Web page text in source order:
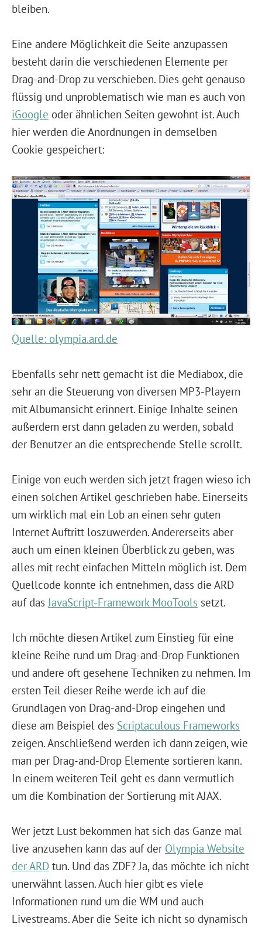
bleiben.
Eine andere Möglichkeit die Seite anzupassen
besteht darin die verschiedenen Elemente per
Drag-and-Drop zu verschieben. Dies geht genauso
flüssig und unproblematisch wie man es auch von
iGoogle oder ähnlichen Seiten gewohnt ist. Auch
hier werden die Anordnungen in demselben
Cookie gespeichert:
Quelle: olympia.ard.de
Ebenfalls sehr nett gemacht ist die Mediabox, die
sehr an die Steuerung von diversen MP3-Playern
mit Albumansicht erinnert. Einige Inhalte seinen
außerdem erst dann geladen zu werden, sobald
der Benutzer an die entsprechende Stelle scrollt.
Einige von euch werden sich jetzt fragen wieso ich
einen solchen Artikel geschrieben habe. Einerseits
um wirklich mal ein Lob an einen sehr guten
Internet Auftritt loszuwerden. Andererseits aber
auch um einen kleinen Überblick zu geben, was
alles mit recht einfachen Mitteln möglich ist. Dem
Quellcode konnte ich entnehmen, dass die ARD
auf das JavaScript-Framework MooTools setzt.
Ich möchte diesen Artikel zum Einstieg für eine
kleine Reihe rund um Drag-and-Drop Funktionen
und andere oft gesehene Techniken zu nehmen. Im
ersten Teil dieser Reihe werde ich auf die
Grundlagen von Drag-and-Drop eingehen und
diese am Beispiel des Scriptaculous Frameworks
zeigen. Anschließend werden ich dann zeigen, wie
man per Drag-and-Drop Elemente sortieren kann.
In einem weiteren Teil geht es dann vermutlich
um die Kombination der Sortierung mit AJAX.
Wer jetzt Lust bekommen hat sich das Ganze mal
live anzusehen kann das auf der Olympia Website
der ARD tun. Und das ZDF? Ja, das möchte ich nicht
unerwähnt lassen. Auch hier gibt es viele
Informationen rund um die WM und auch
Livestreams. Aber die Seite ich nicht so dynamisch